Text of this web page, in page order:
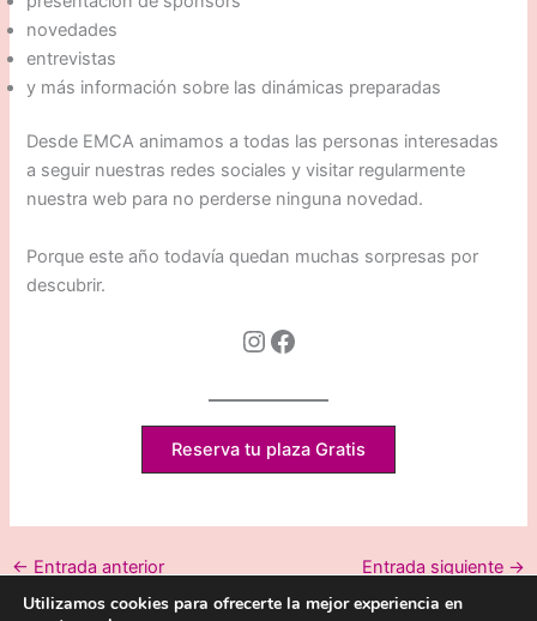
novedades
entrevistas
y más información sobre las dinámicas preparadas
Desde EMCA animamos a todas las personas interesadas
a seguir nuestras redes sociales y visitar regularmente
nuestra web para no perderse ninguna novedad.
Porque este año todavía quedan muchas sorpresas por
descubrir.
Instagram
Facebook
Reserva tu plaza Gratis
← Entrada anterior Entrada siguiente →
Utilizamos cookies para ofrecerte la mejor experiencia en